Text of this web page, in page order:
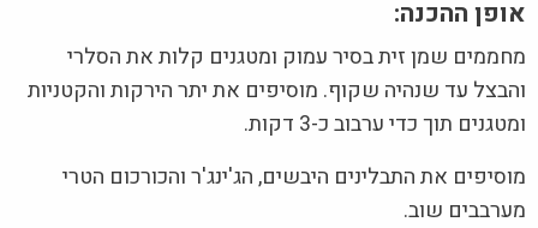
אופן ההכנה:
מחממים שמן זית בסיר עמוק ומטגנים קלות את הסלרי
והבצל עד שנהיה שקוף. מוסיפים את יתר הירקות והקטניות
ומטגנים תוך כדי ערבוב כ-3 דקות.
מוסיפים את התבלינים היבשים, הג'ינג'ר והכורכום הטרי
מערבבים שוב.